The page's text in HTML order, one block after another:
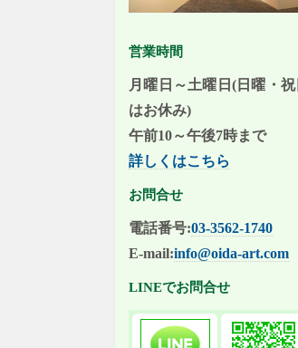
営業時間
月曜日～土曜日(日曜・祝
はお休み)
午前10～午後7時まで
詳しくはこちら
お問合せ
電話番号:03-3562-1740
E-mail:info@oida-art.com
LINEでお問合せ